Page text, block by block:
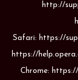
http://
Safari: https://
https://
Chrome: